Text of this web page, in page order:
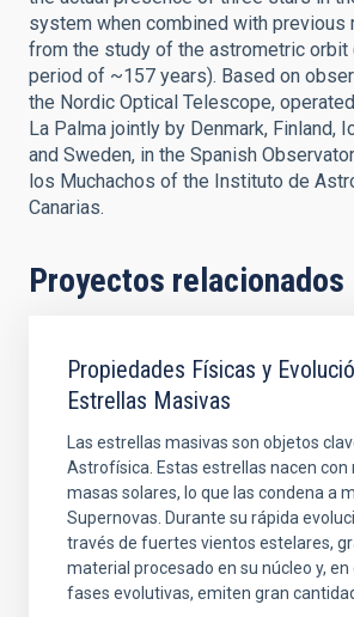
system when combined with previous
from the study of the astrometric orbit
period of ~157 years). Based on
the Nordic Optical Telescope,
La Palma jointly by Denmark, Finland,
and Sweden, in the Spanish
los Muchachos of the Instituto de
Canarias.
Proyectos relacionados
Propiedades Físicas y
Estrellas Masivas
Las estrellas masivas son objetos
Astrofísica. Estas estrellas nacen con
masas solares, lo que las condena a
Supernovas. Durante su rápida
través de fuertes vientos estelares,
material procesado en su núcleo y,
fases evolutivas, emiten gran